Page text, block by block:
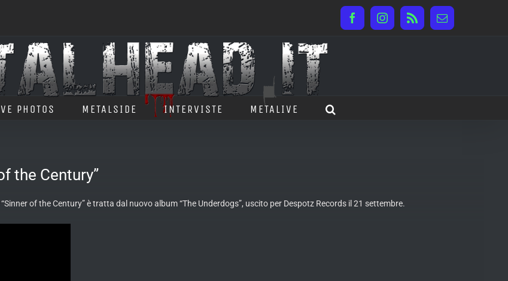
FacebookInstagram
Rss Email
PHOTOS METALSIDE INTERVISTE METALIVE
the Century”
of the Century” è tratta dal nuovo album “The Underdogs”, uscito per Despotz Records il 21 settembre.